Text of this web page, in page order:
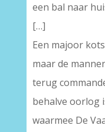
een bal naar
[…]
Een majoor
maar de
terug
behalve oorlog
waarmee De